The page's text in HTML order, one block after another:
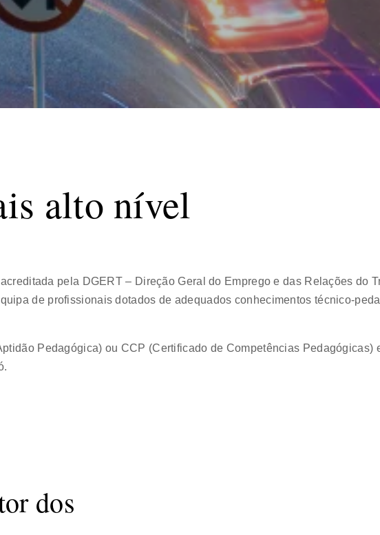
alto nível
pela DGERT – Direção Geral do Emprego e das Relações do
de profissionais dotados de adequados conhecimentos técnico-
Pedagógica) ou CCP (Certificado de Competências Pedagógicas)
dos